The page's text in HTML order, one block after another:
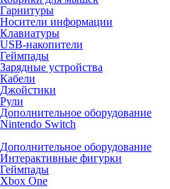
Гарнитуры
Носители информации
Клавиатуры
USB-накопители
Геймпады
Зарядные устройства
Кабели
Джойстики
Рули
Дополнительное оборудование
Nintendo Switch
Дополнительное оборудование
Интерактивные фигурки
Геймпады
Xbox One